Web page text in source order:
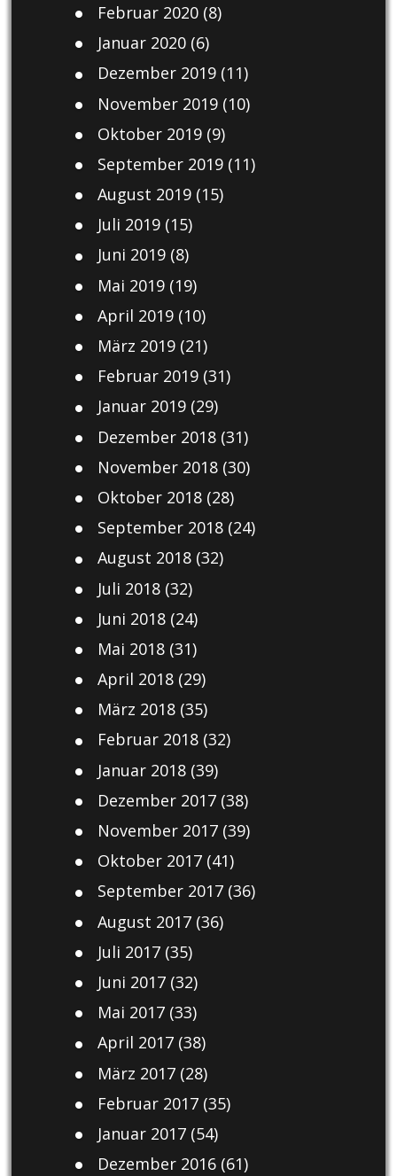
Februar 2020(8)
Januar 2020(6)
Dezember 2019(11)
November 2019(10)
Oktober 2019(9)
September 2019(11)
August 2019(15)
Juli 2019(15)
Juni 2019(8)
Mai 2019(19)
April 2019(10)
März 2019(21)
Februar 2019(31)
Januar 2019(29)
Dezember 2018(31)
November 2018(30)
Oktober 2018(28)
September 2018(24)
August 2018(32)
Juli 2018(32)
Juni 2018(24)
Mai 2018(31)
April 2018(29)
März 2018(35)
Februar 2018(32)
Januar 2018(39)
Dezember 2017(38)
November 2017(39)
Oktober 2017(41)
September 2017(36)
August 2017(36)
Juli 2017(35)
Juni 2017(32)
Mai 2017(33)
April 2017(38)
März 2017(28)
Februar 2017(35)
Januar 2017(54)
Dezember 2016(61)